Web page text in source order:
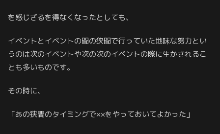
を感じざるを得なくなったとしても、
イベントとイベントの間の狭間で行っていた地味な努力とい
うのは次のイベントや次の次のイベントの際に生かされるこ
とも多いものです。
その時に、
「あの狭間のタイミングで××をやっておいてよかった」